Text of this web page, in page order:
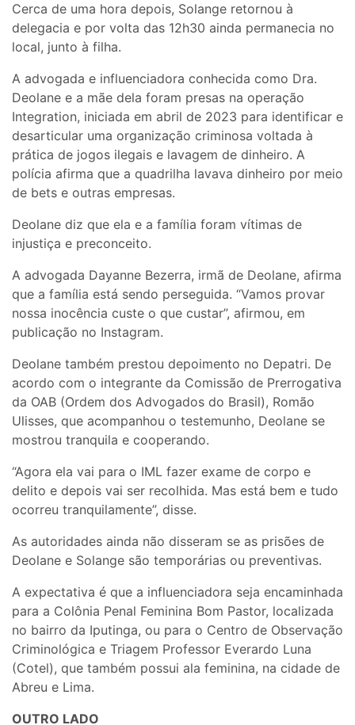
Cerca de uma hora depois, Solange retornou à
delegacia e por volta das 12h30 ainda permanecia no
local, junto à filha.
A advogada e influenciadora conhecida como Dra.
Deolane e a mãe dela foram presas na operação
Integration, iniciada em abril de 2023 para identificar e
desarticular uma organização criminosa voltada à
prática de jogos ilegais e lavagem de dinheiro. A
polícia afirma que a quadrilha lavava dinheiro por meio
de bets e outras empresas.
Deolane diz que ela e a família foram vítimas de
injustiça e preconceito.
A advogada Dayanne Bezerra, irmã de Deolane, afirma
que a família está sendo perseguida. “Vamos provar
nossa inocência custe o que custar”, afirmou, em
publicação no Instagram.
Deolane também prestou depoimento no Depatri. De
acordo com o integrante da Comissão de Prerrogativa
da OAB (Ordem dos Advogados do Brasil), Romão
Ulisses, que acompanhou o testemunho, Deolane se
mostrou tranquila e cooperando.
“Agora ela vai para o IML fazer exame de corpo e
delito e depois vai ser recolhida. Mas está bem e tudo
ocorreu tranquilamente”, disse.
As autoridades ainda não disseram se as prisões de
Deolane e Solange são temporárias ou preventivas.
A expectativa é que a influenciadora seja encaminhada
para a Colônia Penal Feminina Bom Pastor, localizada
no bairro da Iputinga, ou para o Centro de Observação
Criminológica e Triagem Professor Everardo Luna
(Cotel), que também possui ala feminina, na cidade de
Abreu e Lima.
OUTRO LADO